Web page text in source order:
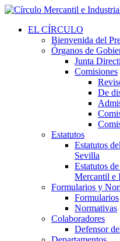
EL CÍRCULO
Bienvenida del
Órganos de
Junta
Comisiones
De
Estatutos
Estatutos
Sevilla
Estatutos
Mercantil e
Formularios y
Formularios
Normativas
Colaboradores
Defensor